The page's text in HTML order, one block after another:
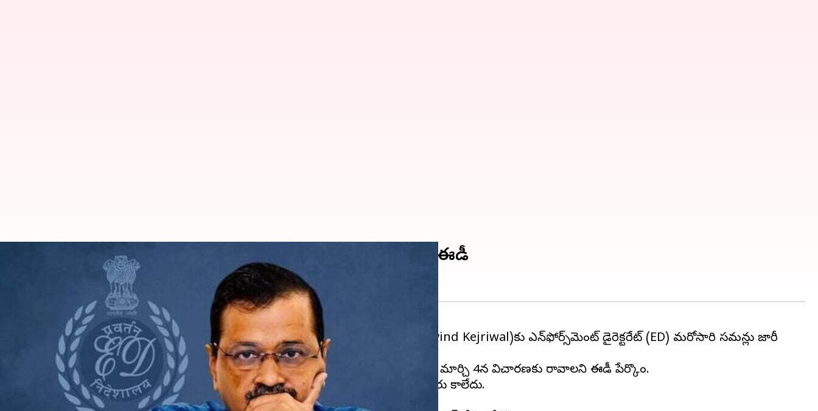
Arvind Kejriwal: 8వ సారి అరవింద్ కేజ్రీవాల్‌కు సమన్లు పంపిన ఈడీ
Feb 27, 2024 02:58 pm
ఈ వార్తాకథనం ఏంటి
దిల్లీ ఎక్సైజ్ పాలసీ కేసులో ఆప్ జాతీయ సమన్వయకర్త, ముఖ్యమంత్రిఅరవింద్ కేజ్రీవాల్‌
(Arvind Kejriwal)కు ఎన్‌ఫోర్స్‌మెంట్ డైరెక్టరేట్ (ED) మరోసారి సమన్లు జారీ
తాజా సమన్లతో అరవింద్ కేజ్రీవాల్‌కు ఈడీ ఇప్పటి వరకు ఎనిమిది సార్లు నోటీసులు జారీ చేసింది. మార్చి 4న విచారణకు రావాలని ఈడీ పేర్కొంది.
ఇది వరకు ఈడీ ఏడు సార్లు సమన్లు జారీ చేయగా.. కేజ్రీవాల్ ఒక్కసారి కూడా విచారణకు హాజరు కాలేదు.
ఈ వ్యవహారం కోర్టులో ఉన్నందున కేజ్రీవాల్ విచారణకు హాజరు కాబోరని ఆప్ పేర్కొంది.